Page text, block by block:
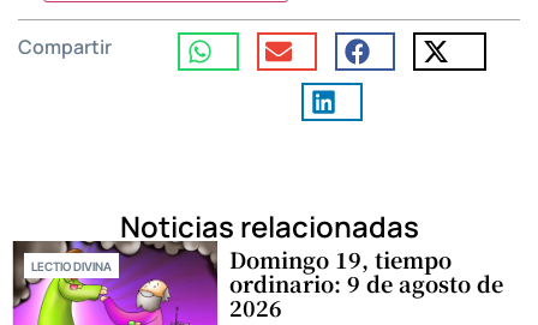
Compartir
Noticias relacionadas
LECTIO DIVINA Domingo 19, tiempo
ordinario: 9 de agosto de
2026